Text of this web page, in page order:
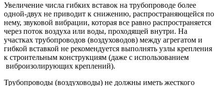
Увеличение числа гибких вставок на трубопроводе более
одной-двух не приводит к снижению, распространяющейся по
нему, звуковой вибрации, которая все равно распространяется
через поток воздуха или воды, проходящей внутри. На
участках трубопроводов (воздуховодов) между агрегатом и
гибкой вставкой не рекомендуется выполнять узлы крепления
к строительным конструкциям (даже с использованием
виброизолирующих креплений).
Трубопроводы (воздуховоды) не должны иметь жесткого